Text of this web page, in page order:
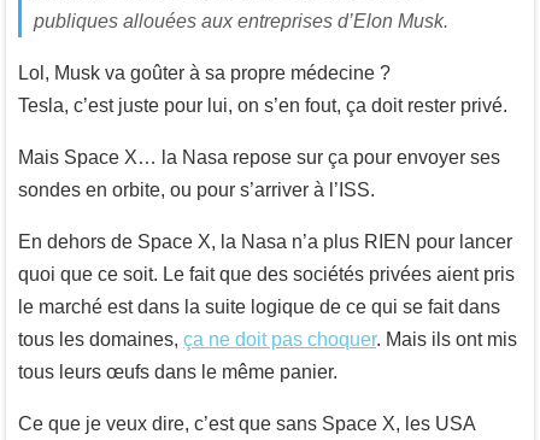
publiques allouées aux entreprises d’Elon Musk.
Lol, Musk va goûter à sa propre médecine ?
Tesla, c’est juste pour lui, on s’en fout, ça doit rester privé.
Mais Space X… la Nasa repose sur ça pour envoyer ses
sondes en orbite, ou pour s’arriver à l’ISS.
En dehors de Space X, la Nasa n’a plus RIEN pour lancer
quoi que ce soit. Le fait que des sociétés privées aient pris
le marché est dans la suite logique de ce qui se fait dans
tous les domaines, ça ne doit pas choquer. Mais ils ont mis
tous leurs œufs dans le même panier.
Ce que je veux dire, c’est que sans Space X, les USA